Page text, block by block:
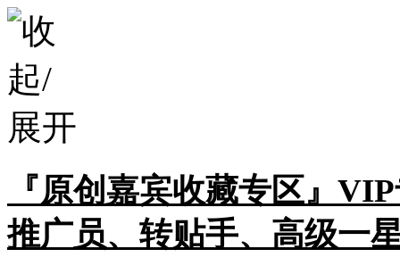
『原创嘉宾收藏专区』
推广员、转贴手、高级一